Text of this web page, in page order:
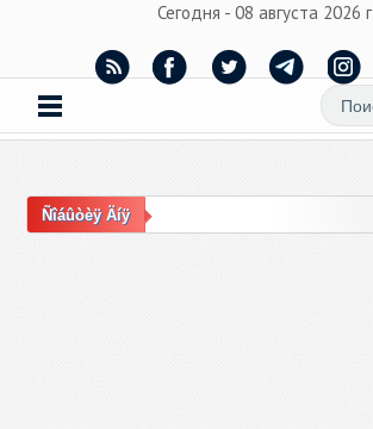
Сегодня - 08 августа 2026 г
Ñîáûòèÿ Äíÿ